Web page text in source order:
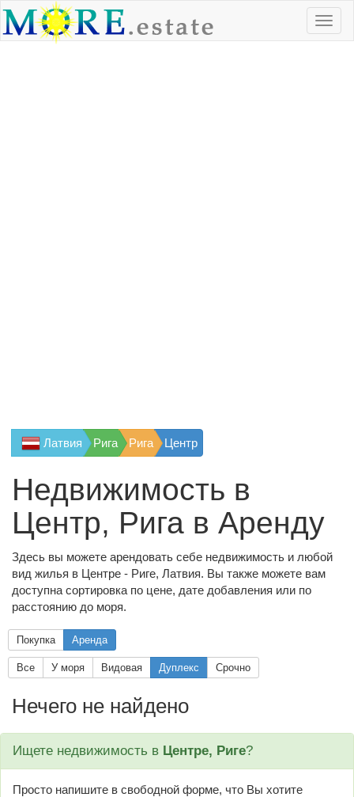
Латвия Рига Рига Центр
Недвижимость в
Центр, Рига в Аренду
Здесь вы можете арендовать себе недвижимость и любой
вид жилья в Центре - Риге, Латвия. Вы также можете вам
доступна сортировка по цене, дате добавления или по
расстоянию до моря.
Покупка Аренда
Все У моря Видовая Дуплекс Срочно
Нечего не найдено
Ищете недвижимость в Центре, Риге?
Просто напишите в свободной форме, что Вы хотите